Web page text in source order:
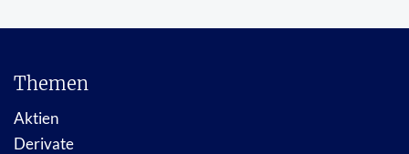
Themen
Aktien
Derivate